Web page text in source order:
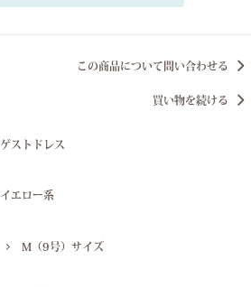
この商品について問い合わせる
買い物を続ける
ゲストドレス
イエロー系
M（9号）サイズ